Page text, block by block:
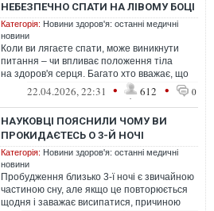
НЕБЕЗПЕЧНО СПАТИ НА ЛІВОМУ БОЦІ
Категорія: Новини здоров'я: останні медичні
новини
Коли ви лягаєте спати, може виникнути
питання – чи впливає положення тіла
на здоров'я серця. Багато хто вважає, що
сон на лівому боці шкідливий, особл...
22.04.2026, 22:31 • 612 • 0
НАУКОВЦІ ПОЯСНИЛИ ЧОМУ ВИ
ПРОКИДАЄТЕСЬ О 3-Й НОЧІ
Категорія: Новини здоров'я: останні медичні
новини
Пробудження близько 3-ї ночі є звичайною
частиною сну, але якщо це повторюється
щодня і заважає висипатися, причиною